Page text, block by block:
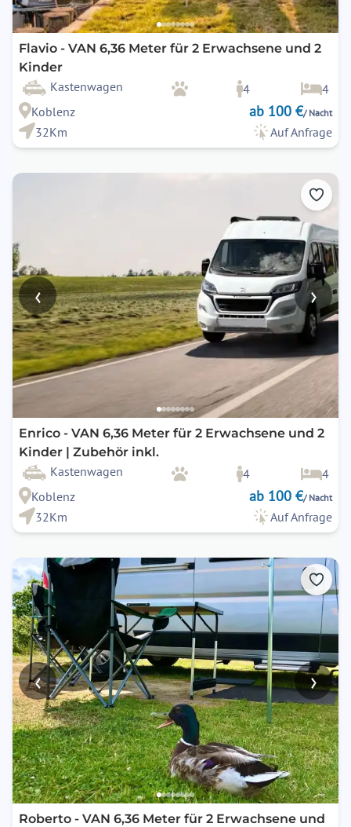
Flavio - VAN 6,36 Meter für 2 Erwachsene und 2
Kinder
Kastenwagen 4
4
Koblenz
ab 100 €/ Nacht
32Km Auf Anfrage
‹ ›
Enrico - VAN 6,36 Meter für 2 Erwachsene und 2
Kinder | Zubehör inkl.
Kastenwagen 4
4
Koblenz
ab 100 €/ Nacht
32Km Auf Anfrage
‹ ›
Roberto - VAN 6,36 Meter für 2 Erwachsene und